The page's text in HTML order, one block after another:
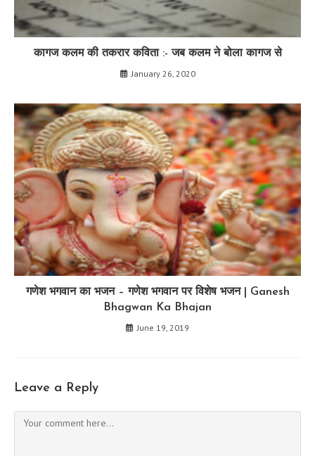
कागज कलम की तकरार कविता :- जब कलम ने बोला कागज से
January 26, 2020
गणेश भगवान का भजन – गणेश भगवान पर विशेष भजन | Ganesh
Bhagwan Ka Bhajan
June 19, 2019
Leave a Reply
Comment